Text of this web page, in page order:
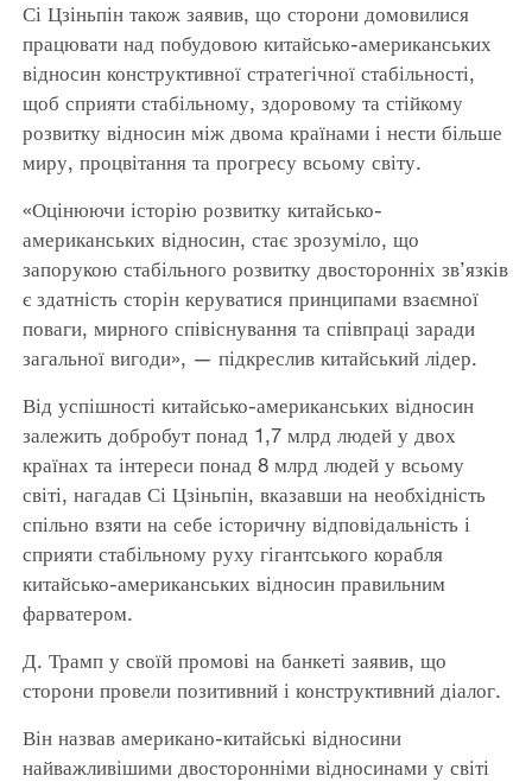
Сі Цзіньпін також заявив, що сторони домовилися
працювати над побудовою китайсько-американських
відносин конструктивної стратегічної стабільності,
щоб сприяти стабільному, здоровому та стійкому
розвитку відносин між двома країнами і нести більше
миру, процвітання та прогресу всьому світу.
«Оцінюючи історію розвитку китайсько-
американських відносин, стає зрозуміло, що
запорукою стабільного розвитку двосторонніх зв’язків
є здатність сторін керуватися принципами взаємної
поваги, мирного співіснування та співпраці заради
загальної вигоди», — підкреслив китайський лідер.
Від успішності китайсько-американських відносин
залежить добробут понад 1,7 млрд людей у двох
країнах та інтереси понад 8 млрд людей у всьому
світі, нагадав Сі Цзіньпін, вказавши на необхідність
спільно взяти на себе історичну відповідальність і
сприяти стабільному руху гігантського корабля
китайсько-американських відносин правильним
фарватером.
Д. Трамп у своїй промові на банкеті заявив, що
сторони провели позитивний і конструктивний діалог.
Він назвав американо-китайські відносини
найважливішими двосторонніми відносинами у світі